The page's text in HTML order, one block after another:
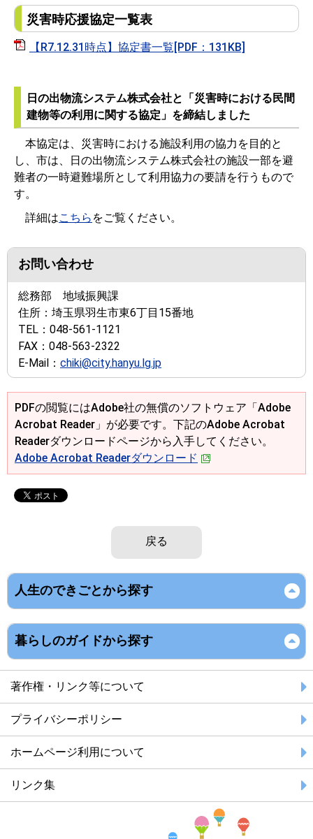
災害時応援協定一覧表
【R7.12.31時点】協定書一覧[PDF：131KB]
日の出物流システム株式会社と「災害時における民間
建物等の利用に関する協定」を締結しました
本協定は、災害時における施設利用の協力を目的と
し、市は、日の出物流システム株式会社の施設一部を避
難者の一時避難場所として利用協力の要請を行うもので
す。
詳細はこちら をご覧ください。
お問い合わせ
総務部 地域振興課
住所： 埼玉県羽生市東6丁目15番地
TEL： 048-561-1121
FAX： 048-563-2322
E-Mail： chiki@city.hanyu.lg.jp
PDFの閲覧にはAdobe社の無償のソフトウェア「Adobe
Acrobat Reader」が必要です。下記のAdobe Acrobat
Readerダウンロードページから入手してください。
Adobe Acrobat Readerダウンロード
戻る
人生のできごとから探す
暮らしのガイドから探す
著作権・リンク等について
プライバシーポリシー
ホームページ利用について
リンク集